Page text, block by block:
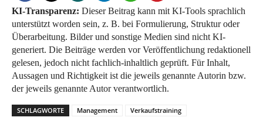
KI-Transparenz: Dieser Beitrag kann mit KI-Tools sprachlich
unterstützt worden sein, z. B. bei Formulierung, Struktur oder
Überarbeitung. Bilder und sonstige Medien sind nicht KI-
generiert. Die Beiträge werden vor Veröffentlichung redaktionell
gelesen, jedoch nicht fachlich-inhaltlich geprüft. Für Inhalt,
Aussagen und Richtigkeit ist die jeweils genannte Autorin bzw.
der jeweils genannte Autor verantwortlich.
SCHLAGWORTE Management Verkaufstraining